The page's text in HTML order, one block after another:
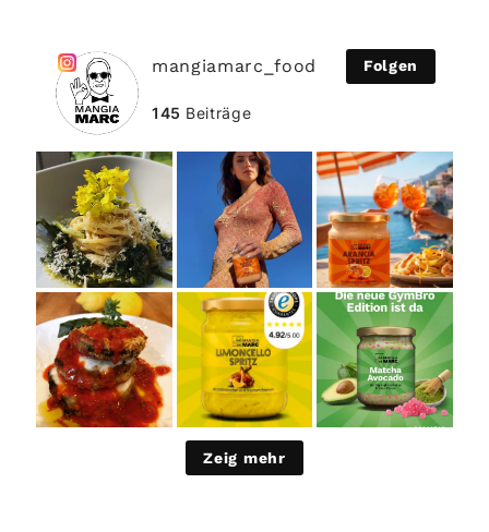
mangiamarc_food Folgen
145 Beiträge
Zeig mehr